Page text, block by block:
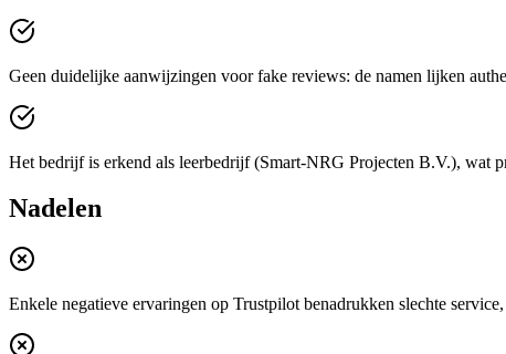
Geen duidelijke aanwijzingen voor fake reviews: de namen lijken
Het bedrijf is erkend als leerbedrijf (Smart‑NRG Projecten B.V.), wat
Nadelen
Enkele negatieve ervaringen op Trustpilot benadrukken slechte